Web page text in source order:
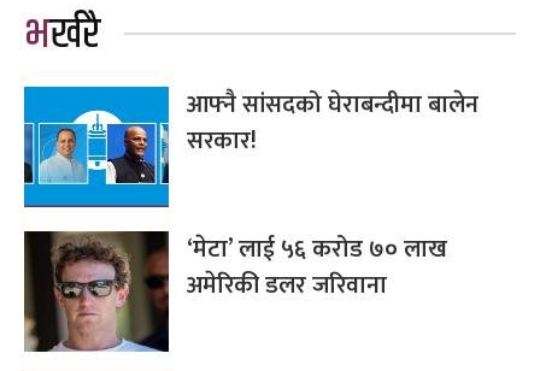
भर्खरै
आफ्नै सांसदको घेराबन्दीमा बालेन
सरकार!
‘मेटा’ लाई ५६ करोड ७० लाख
अमेरिकी डलर जरिवाना